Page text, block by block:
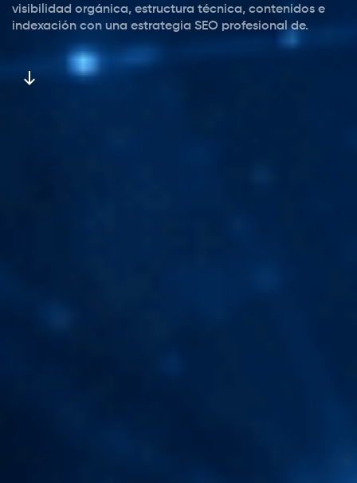
visibilidad orgánica, estructura técnica, contenidos e
indexación con una estrategia SEO profesional de.